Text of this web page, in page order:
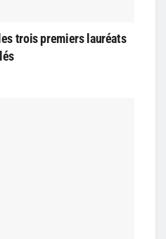
trois premiers lauréats